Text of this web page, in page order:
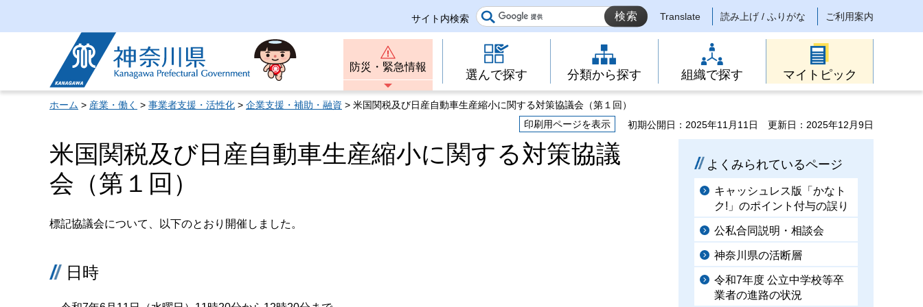
サイト内検索 Translate 読み上げ / ふりがな ご利用案内
神奈川県
防災・緊急情報
選んで探す 分類から探す 組織で探す マイトピック
ホーム > 産業・働く > 事業者支援・活性化 > 企業支援・補助・融資 > 米国関税及び日産自動車生産縮小に関する対策協議会（第１回）
印刷用ページを表示
初期公開日：2025年11月11日 更新日：2025年12月9日
米国関税及び日産自動車生産縮小に関する対策協議
会（第１回）
標記協議会について、以下のとおり開催しました。
日時
よくみられているページ
キャッシュレス版「かなト
ク!」のポイント付与の誤り
公私合同説明・相談会
神奈川県の活断層
令和7年度 公立中学校等卒
業者の進路の状況